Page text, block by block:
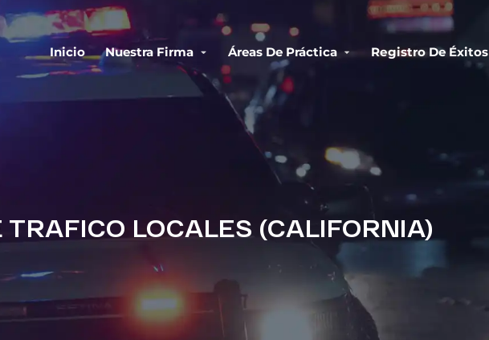
Inicio Nuestra Firma Áreas De Práctica Registro De Éxitos
LOCALES (CALIFORNIA)